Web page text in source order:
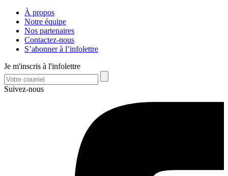
À propos
Notre équipe
Nos partenaires
Contactez-nous
S’abonner à l’infolettre
Je m'inscris à l'infolettre
Suivez-nous